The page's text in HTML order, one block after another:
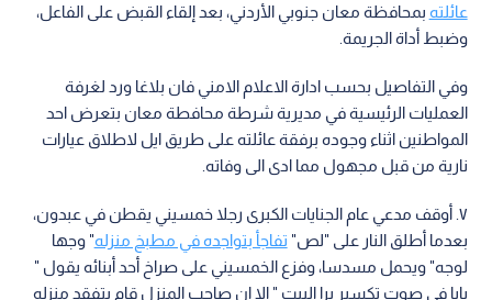
عائلته بمحافظة معان جنوبي الأردني، بعد إلقاء القبض على الفاعل،
وضبط أداة الجريمة.
وفي التفاصيل بحسب ادارة الاعلام الامني فان بلاغا ورد لغرفة
العمليات الرئيسية في مديرية شرطة محافطة معان بتعرض احد
المواطنين اثناء وجوده برفقة عائلته على طريق ايل لاطلاق عيارات
نارية من قبل مجهول مما ادى الى وفاته.
٧. أوقف مدعي عام الجنايات الكبرى رجلا خمسيني يقطن في عبدون،
بعدما أطلق النار على "لص" تفاجأ بتواجده في مطبخ منزله" وجها
لوجه" ويحمل مسدسا، وفزع الخمسيني على صراخ أحد أبنائه يقول "
بابا في صوت تكسير برا البيت " الا ان صاحب المنزل قام بتفقد منزله